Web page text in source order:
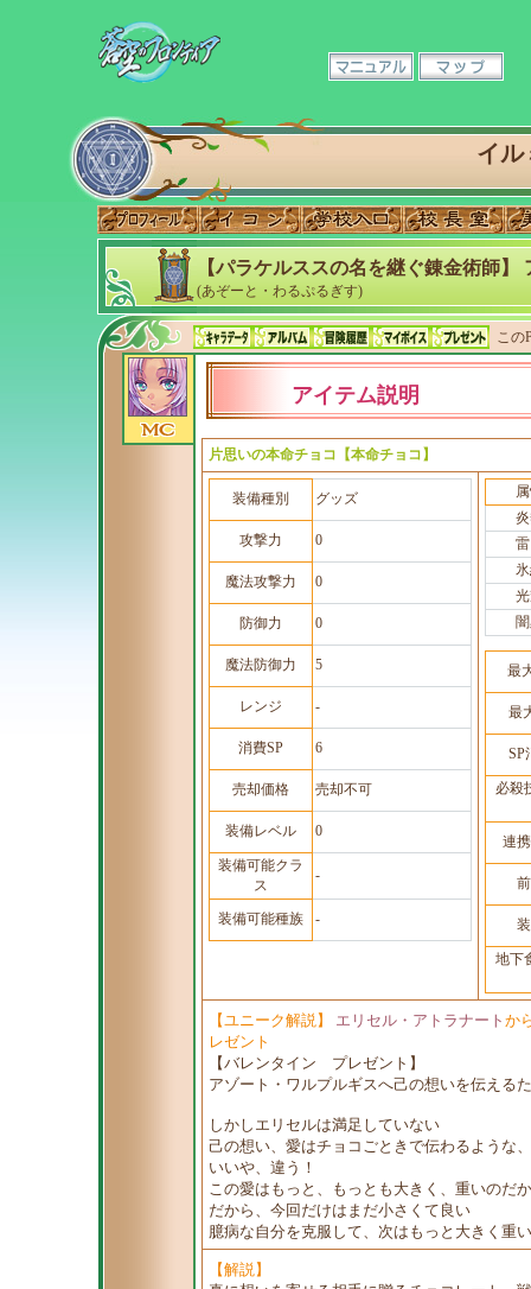
イル
【パラケルススの名を継ぐ錬金術師】
(あぞーと・わるぷるぎす)
この
アイテム説明
片思いの本命チョコ【本命チョコ】
装備種別 グッズ
攻撃力 0
魔法攻撃力 0
防御力 0
魔法防御力 5
レンジ -
消費SP 6
売却価格 売却不可
装備レベル 0
装備可能クラ
ス
-
装備可能種族 -
最
最
SP
必殺
連
地下
【ユニーク解説】 エリセル・アトラナート か
レゼント
【バレンタイン プレゼント】
アゾート・ワルプルギスへ己の想いを伝える
しかしエリセルは満足していない
己の想い、愛はチョコごときで伝わるような
いいや、違う！
この愛はもっと、もっとも大きく、重いのだ
だから、今回だけはまだ小さくて良い
臆病な自分を克服して、次はもっと大きく重
【解説】